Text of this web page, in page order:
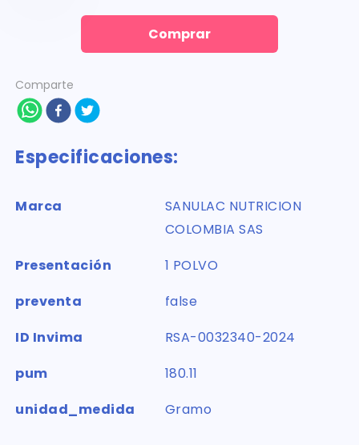
Comprar
Comparte
Especificaciones:
Marca
SANULAC NUTRICION
COLOMBIA SAS
Presentación
1 POLVO
preventa
false
ID Invima
RSA-0032340-2024
pum
180.11
unidad_medida
Gramo